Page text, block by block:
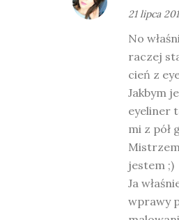
21 lipca
No
raczej
cień z
Jakbym
eyeliner
mi z pół
jestem ;)
Ja
wprawy